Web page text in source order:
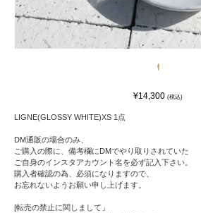
¥14,300 (税込)
LIGNE(GLOSSY WHITE)XS 1点
DM通販の場合のみ、
ご購入の際に、備考欄にDMでやり取りされていた
ご自身のインスタアカウント名を必ず記入下さい。
購入者確認の為、必須になりますので、
お忘れないようお願い申し上げます。
[転売の禁止に関しまして」